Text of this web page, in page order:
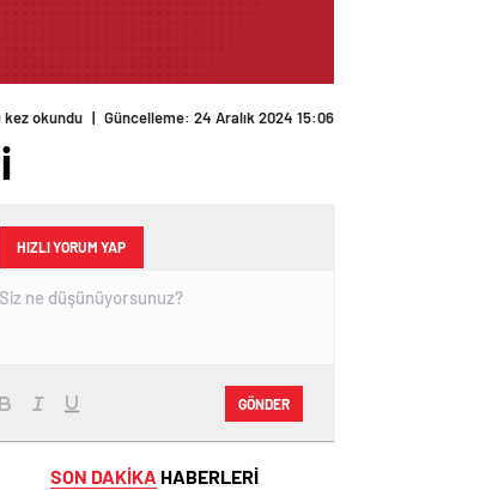
kez okundu | Güncelleme: 24 Aralık 2024 15:06
HIZLI YORUM YAP
GÖNDER
SON DAKİKA HABERLERİ